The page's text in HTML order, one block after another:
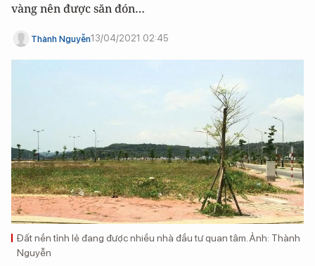
vàng nên được săn đón…
Thành Nguyễn13/04/2021 02:45
Đất nền tỉnh lẻ đang được nhiều nhà đầu tư quan tâm. Ảnh: Thành
Nguyễn